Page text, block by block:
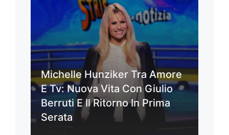
Michelle Hunziker Tra Amore
E Tv: Nuova Vita Con Giulio
Berruti E Il Ritorno In Prima
Serata